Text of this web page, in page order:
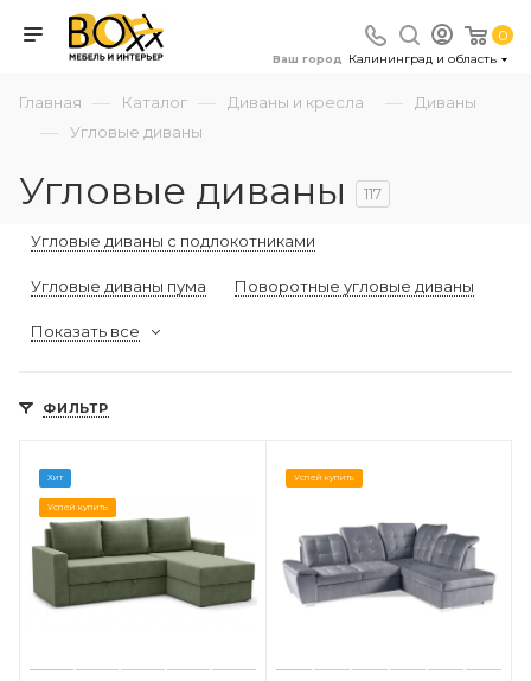
0
Ваш город Калининград и область
Главная — Каталог — Диваны и кресла — Диваны
— Угловые диваны
Угловые диваны 117
Угловые диваны с подлокотниками
Угловые диваны пума Поворотные угловые диваны
Показать все
ФИЛЬТР
Хит
Успей купить
Успей купить